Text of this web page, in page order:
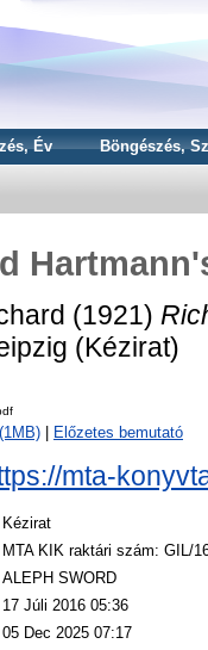
Év Böngészés,
(1921)
(Kézirat)
Előzetes bemutató
mta-
Kézirat
MTA KIK raktári szám: GIL/
ALEPH SWORD
17 Júli 2016 05:36
05 Dec 2025 07:17